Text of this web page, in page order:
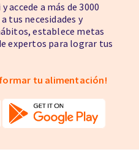
accede a más de 3000
tus necesidades y
establece metas
expertos para lograr tus
tu alimentación!